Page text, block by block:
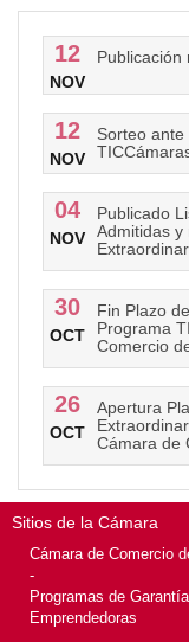
12
NOV
Publicación
12
NOV
Sorteo
04
NOV
Publicado
Admitidas y
30
OCT
Fin Plazo
Programa
Comercio
26
OCT
Apertura
Cámara de
Sitios de la Cámara
Cámara de Comercio
-
Programas de
Emprendedoras